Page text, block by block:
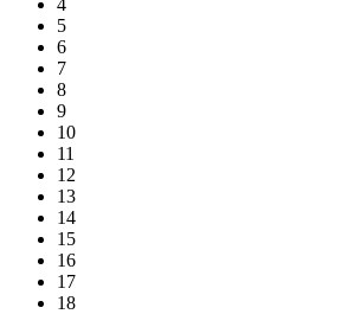
5
6
7
8
9
10
11
12
13
14
15
16
17
18